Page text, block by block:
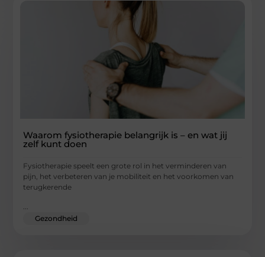
Waarom fysiotherapie belangrijk is – en wat jij
zelf kunt doen
Fysiotherapie speelt een grote rol in het verminderen van
pijn, het verbeteren van je mobiliteit en het voorkomen van
terugkerende
Gezondheid